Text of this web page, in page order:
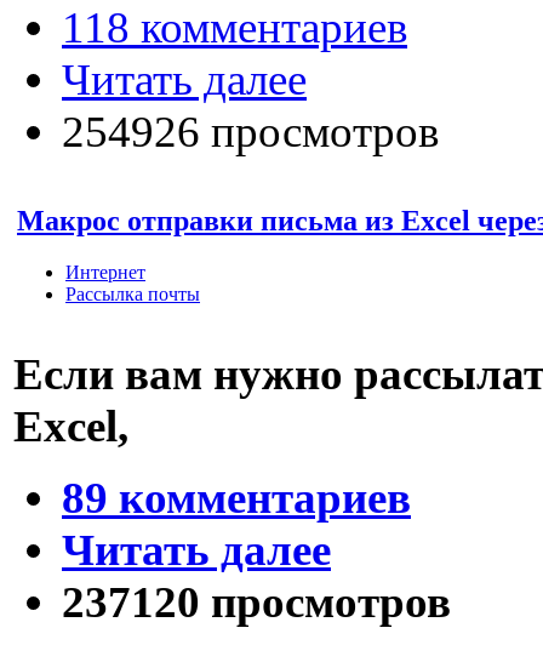
118 комментариев
Читать далее
254926 просмотров
Макрос отправки письма из Excel
Интернет
Рассылка почты
Если вам нужно
Excel,
89 комментариев
Читать далее
237120 просмотров